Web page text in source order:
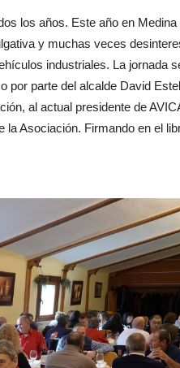
los años. Este año en
y muchas veces
industriales. La jornada
por parte del alcalde David
al actual presidente de
la Asociación. Firmando en el